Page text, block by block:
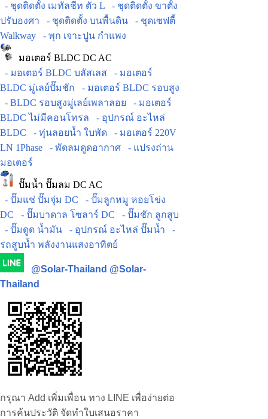
- ชุดติดตั้ง เมทัลชีท ตัว L
- ชุดติดตั้ง ขาตั้ง
ปรับองศา
- ชุดติดตั้ง บนพื้นดิน
- ชุดเซฟตี้
Walkway
- พุก เจาะปูน กำแพง
มอเตอร์ BLDC DC AC
- มอเตอร์ BLDC บลัสเลส
- มอเตอร์
BLDC มู่เลย์ปั๊มชัก
- มอเตอร์ BLDC รอบสูง
- BLDC รอบสูงมู่เลย์เพลาลอย
- มอเตอร์
BLDC ไม่มีคอนโทรล
- อุปกรณ์ อะไหล่
BLDC
- ทุ่นลอยน้ำ ใบพัด
- มอเตอร์ 220V
LN 1Phase
- พัดลมดูดอากาศ
- แปรงถ่าน
มอเตอร์
ปั๊มน้ำ ปั๊มลม DC AC
- ปั๊มแช่ ปั๊มจุ่ม DC
- ปั๊มลูกหมู หอยโข่ง
DC
- ปั๊มบาดาล โซลาร์ DC
- ปั๊มชัก ลูกสูบ
- ปั๊มดูด น้ำมัน
- อุปกรณ์ อะไหล่ ปั๊มน้ำ
-
รถสูบน้ำ พลังงานแสงอาทิตย์
@Solar-Thailand @Solar-
Thailand
กรุณา Add เพิ่มเพื่อน ทาง LINE เพื่อง่ายต่อ
การค้นประวัติ จัดทำใบเสนอราคา